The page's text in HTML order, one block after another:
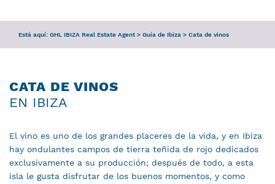
EQUIPO
Está aquí: GHL IBIZA Real Estate Agent > Guía de Ibiza > Cata de vinos
CATA DE VINOS
EN IBIZA
El vino es uno de los grandes placeres de la vida, y en Ibiza
hay ondulantes campos de tierra teñida de rojo dedicados
exclusivamente a su producción; después de todo, a esta
isla le gusta disfrutar de los buenos momentos, y como